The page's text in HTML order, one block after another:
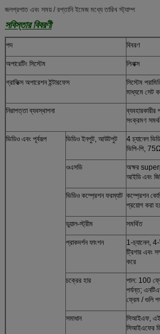
জলপ্রপাত এবং সময় / রপ্তানি ইমেজ মধ্যে তারিখ স্ট্যাম্প
সবিস্তার বিবরণী
পদ বিবরণ
অপারেটিং সিস্টেম লিনাক্স
গ্রাফিক্স অপারেশন ইন্টারফেস
সিস্টেম
মাধ্যমে সেট
নিরাপত্তা ব্যবস্থাপনা
ব্যবহারকারীর
সংক্রমণ
ভিডিও এবং পূর্বরূপ ভিডিও ইনপুট, আউটপুট
4 চ্যানেল
ভিপি-পি,
ওএসডি
অক্ষর
আইডি এবং
ভিডিও কম্প্রেশন ফরম্যাট কম্প্রেশন
প্রয়োগ করা
ডুয়াল-স্ট্রীম সমর্থিত
প্রাকদর্শন ফাংশন
1-চ্যানেল, 4-
ট্রিগার এবং
করে
চক্রের হার
পাল: 100
পর্যন্ত;
ফ্রেম / গুলি
সমাধান
সিআইএফ,
সিআইএফের